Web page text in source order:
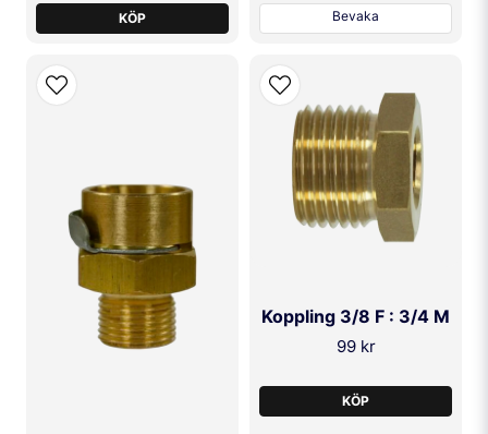
KÖP Bevaka
Koppling 3/8 F : 3/4 M
99 kr
KÖP